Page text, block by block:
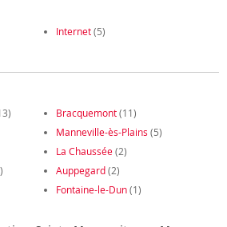
Internet(5)
Bracquemont(11)
Manneville-ès-Plains (5)
La Chaussée(2)
Auppegard(2)
Fontaine-le-Dun(1)